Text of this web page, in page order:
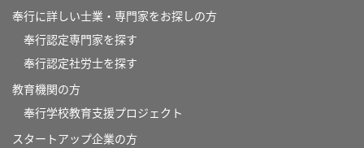
奉行に詳しい士業・専門家をお探しの方
奉行認定専門家を探す
奉行認定社労士を探す
教育機関の方
奉⾏学校教育⽀援プロジェクト
スタートアップ企業の方